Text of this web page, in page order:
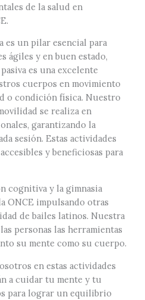
de la salud en
es un pilar esencial para
ágiles y en buen estado,
es una excelente
cuerpos en movimiento
o condición física. Nuestro
se realiza en
garantizando la
sesión. Estas actividades
y beneficiosas para
cognitiva y la gimnasia
ONCE impulsando otras
de bailes latinos. Nuestra
personas las herramientas
su mente como su cuerpo.
en estas actividades
a cuidar tu mente y tu
para lograr un equilibrio